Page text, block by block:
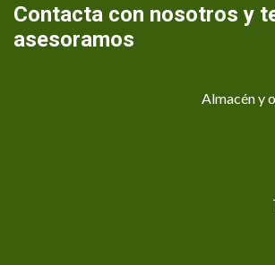
Contacta con nosotros y
asesoramos
Almacén y